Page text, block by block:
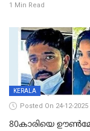
1 Min Read
KERALA
Posted On 24-12-2025
80കാരിയെ ഊൺമേശയുടെ